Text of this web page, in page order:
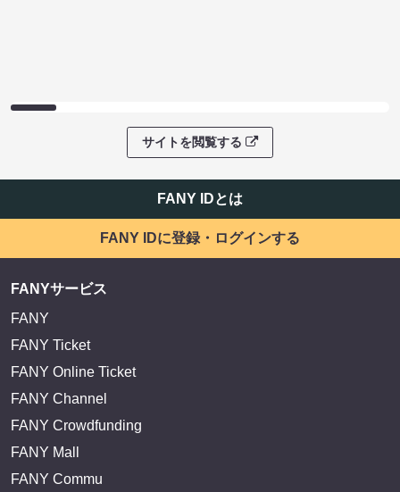
サイトを閲覧する
FANY IDとは
FANY IDに登録・ログインする
FANYサービス
FANY
FANY Ticket
FANY Online Ticket
FANY Channel
FANY Crowdfunding
FANY Mall
FANY Commu